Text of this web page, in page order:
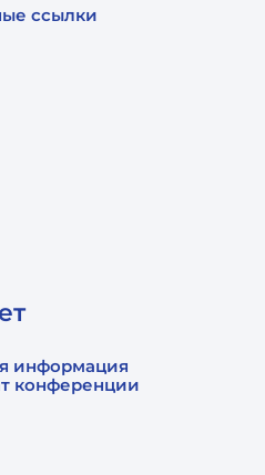
ссылки
информация
конференции